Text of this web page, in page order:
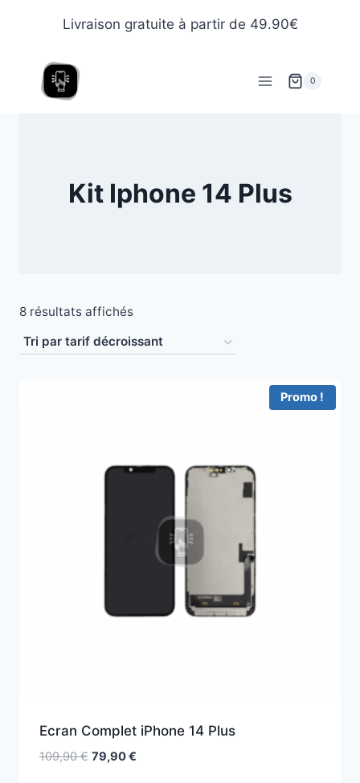
Livraison gratuite à partir de 49.90€
0
Kit Iphone 14 Plus
8 résultats affichés
Promo !
Ecran Complet iPhone 14 Plus
109,90€ 79,90€